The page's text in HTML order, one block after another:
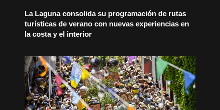
La Laguna consolida su programación de rutas
turísticas de verano con nuevas experiencias en
la costa y el interior